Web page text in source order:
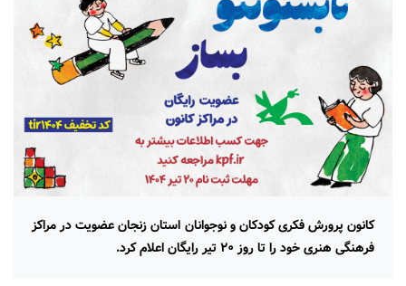
کانون پرورش فکری کودکان و نوجوانان استان زنجان عضویت در مراکز
فرهنگی هنری خود را تا روز ۲۰ تیر رایگان اعلام کرد.